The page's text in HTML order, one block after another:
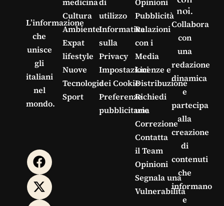
L’informazione
che
unisce
gli
italiani
nel
mondo.
medicina
Cultura
Ambiente
Expat
lifestyle
Nuove
Tecnologie
Sport
di
utilizzo
Informativa
sulla
Privacy
Impostazioni
dei Cookie
Preferenze
pubblicitarie
Opinioni
Pubblicità
Relazioni
con i
Media
Licenze e
Distribuzione
Richiedi
una
Correzione
Contatta
il Team
Opinioni
Segnala una
Vulnerabilità
noi.
Collabora
con
una
redazione
dinamica
e
partecipa
alla
creazione
di
contenuti
che
informano
e